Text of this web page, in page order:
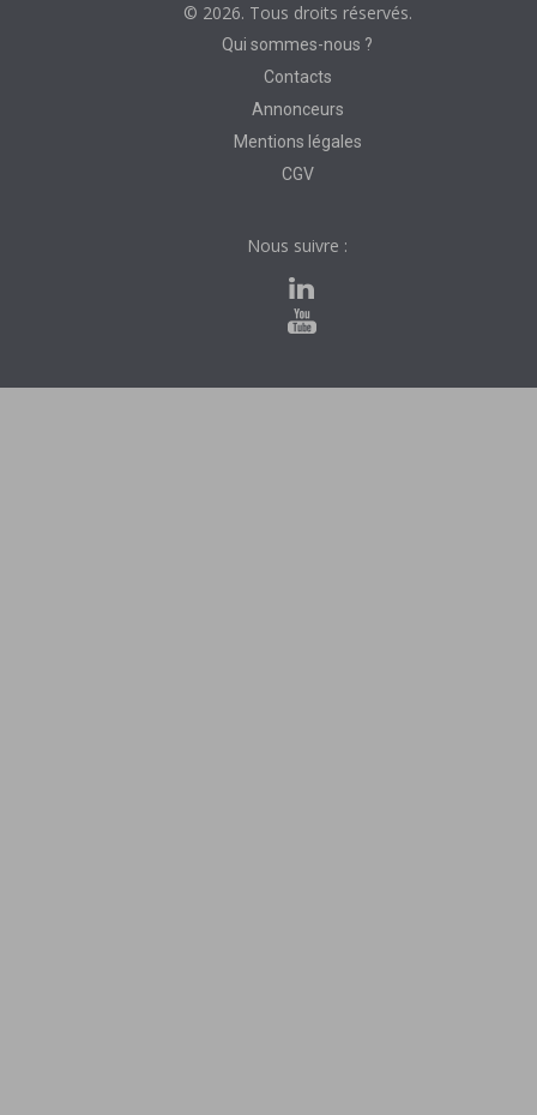
© 2026. Tous droits réservés.
Qui sommes-nous ?
Contacts
Annonceurs
Mentions légales
CGV
Nous suivre :